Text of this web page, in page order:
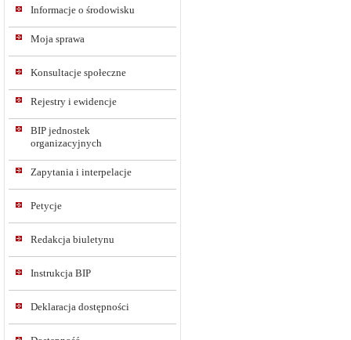
Informacje o środowisku
Moja sprawa
Konsultacje społeczne
Rejestry i ewidencje
BIP jednostek
organizacyjnych
Zapytania i interpelacje
Petycje
Redakcja biuletynu
Instrukcja BIP
Deklaracja dostępności